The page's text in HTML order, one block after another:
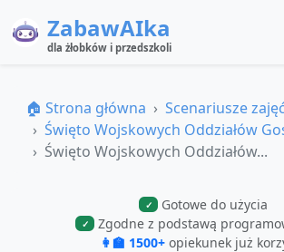
ZabawAIka
dla żłobków i przedszkoli
🏠 Strona główna
Scenariusze zajęć
Święto Wojskowych Oddziałów
Święto Wojskowych Oddziałów...
✓ Gotowe do użycia
✓
Zgodne z podstawą
👩‍🏫 1500+ opiekunek już